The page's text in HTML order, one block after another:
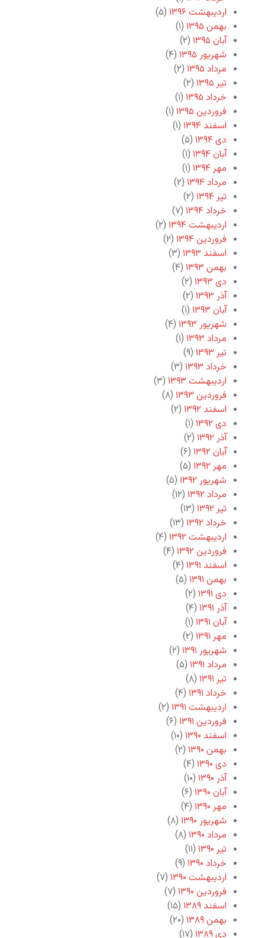
اردیبهشت ۱۳۹۶
(۵)
بهمن ۱۳۹۵
(۱)
آبان ۱۳۹۵
(۲)
شهریور ۱۳۹۵
(۴)
مرداد ۱۳۹۵
(۲)
تیر ۱۳۹۵
(۲)
خرداد ۱۳۹۵
(۱)
فروردین ۱۳۹۵
(۱)
اسفند ۱۳۹۴
(۱)
دی ۱۳۹۴
(۵)
آبان ۱۳۹۴
(۱)
مهر ۱۳۹۴
(۱)
مرداد ۱۳۹۴
(۲)
تیر ۱۳۹۴
(۲)
خرداد ۱۳۹۴
(۷)
اردیبهشت ۱۳۹۴
(۲)
فروردین ۱۳۹۴
(۲)
اسفند ۱۳۹۳
(۳)
بهمن ۱۳۹۳
(۴)
دی ۱۳۹۳
(۲)
آذر ۱۳۹۳
(۲)
آبان ۱۳۹۳
(۱)
شهریور ۱۳۹۳
(۴)
مرداد ۱۳۹۳
(۱)
تیر ۱۳۹۳
(۹)
خرداد ۱۳۹۳
(۳)
اردیبهشت ۱۳۹۳
(۳)
فروردین ۱۳۹۳
(۸)
اسفند ۱۳۹۲
(۲)
دی ۱۳۹۲
(۱)
آذر ۱۳۹۲
(۲)
آبان ۱۳۹۲
(۶)
مهر ۱۳۹۲
(۵)
شهریور ۱۳۹۲
(۵)
مرداد ۱۳۹۲
(۱۲)
تیر ۱۳۹۲
(۱۳)
خرداد ۱۳۹۲
(۱۳)
اردیبهشت ۱۳۹۲
(۴)
فروردین ۱۳۹۲
(۴)
اسفند ۱۳۹۱
(۴)
بهمن ۱۳۹۱
(۵)
دی ۱۳۹۱
(۲)
آذر ۱۳۹۱
(۴)
آبان ۱۳۹۱
(۱)
مهر ۱۳۹۱
(۲)
شهریور ۱۳۹۱
(۲)
مرداد ۱۳۹۱
(۵)
تیر ۱۳۹۱
(۸)
خرداد ۱۳۹۱
(۴)
اردیبهشت ۱۳۹۱
(۲)
فروردین ۱۳۹۱
(۶)
اسفند ۱۳۹۰
(۱۰)
بهمن ۱۳۹۰
(۲)
دی ۱۳۹۰
(۴)
آذر ۱۳۹۰
(۱۰)
آبان ۱۳۹۰
(۶)
مهر ۱۳۹۰
(۴)
شهریور ۱۳۹۰
(۸)
مرداد ۱۳۹۰
(۸)
تیر ۱۳۹۰
(۱۱)
خرداد ۱۳۹۰
(۹)
اردیبهشت ۱۳۹۰
(۷)
فروردین ۱۳۹۰
(۷)
اسفند ۱۳۸۹
(۱۵)
بهمن ۱۳۸۹
(۲۰)
دی ۱۳۸۹
(۱۷)